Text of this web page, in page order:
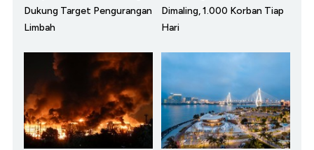
Dukung Target Pengurangan
Limbah
Dimaling, 1.000 Korban Tiap
Hari